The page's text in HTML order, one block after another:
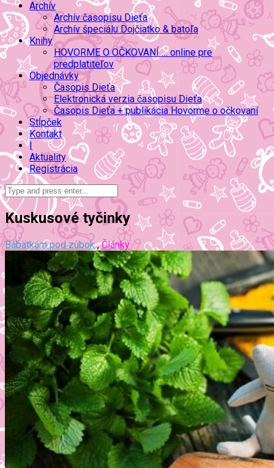
Archív
Archív časopisu Dieťa
Archív špeciálu Dojčiatko & batoľa
Knihy
HOVORME O OČKOVANÍ … online pre
predplatiteľov
Objednávky
Časopis Dieťa
Elektronická verzia časopisu Dieťa
Časopis Dieťa + publikácia Hovorme o očkovaní
Stĺpček
Kontakt
|
Aktuality
Registrácia
Kuskusové tyčinky
Bábätkám pod zúbok,Články